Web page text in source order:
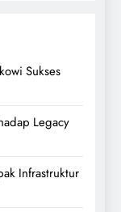
Sukses
Legacy
Infrastruktur